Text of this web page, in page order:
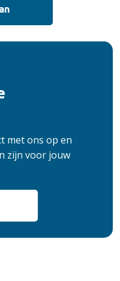
met ons op en
zijn voor jouw